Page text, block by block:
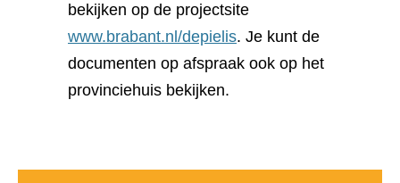
bekijken op de projectsite
www.brabant.nl/depielis. Je kunt de
documenten op afspraak ook op het
provinciehuis bekijken.